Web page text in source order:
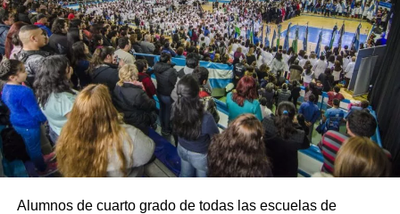
Alumnos de cuarto grado de todas las escuelas de